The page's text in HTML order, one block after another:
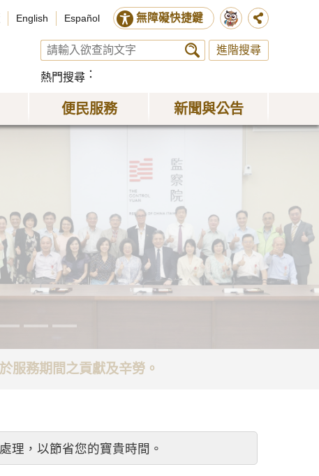
English Español 無障礙快捷鍵
進階搜尋
熱門搜尋
便民服務 新聞與公告
服務期間之貢獻及辛勞。
理，以節省您的寶貴時間。